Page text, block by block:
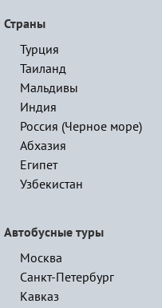
Страны
Турция
Таиланд
Мальдивы
Индия
Россия (Черное море)
Абхазия
Египет
Узбекистан
Автобусные туры
Москва
Санкт-Петербург
Кавказ